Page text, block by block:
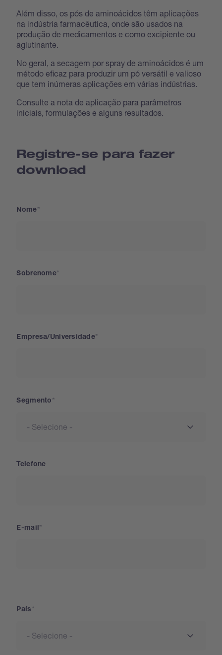
Além disso, os pós de aminoácidos têm aplicações
na indústria farmacêutica, onde são usados na
produção de medicamentos e como excipiente ou
aglutinante.
No geral, a secagem por spray de aminoácidos é um
método eficaz para produzir um pó versátil e valioso
que tem inúmeras aplicações em várias indústrias.
Consulte a nota de aplicação para parâmetros
iniciais, formulações e alguns resultados.
Registre-se para fazer
download
Nome
Sobrenome
Empresa/Universidade
Segmento
Telefone
E-mail
País